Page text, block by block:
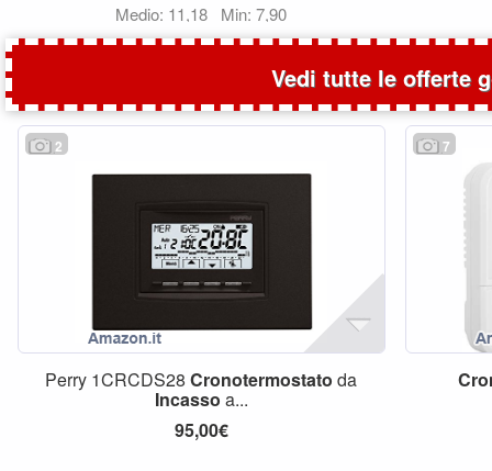
Medio: 11,18 Min: 7,90
Vedi tutte le offerte
2
Perry 1CRCDS28Cronotermostato da
Incasso a...
95,00€
7